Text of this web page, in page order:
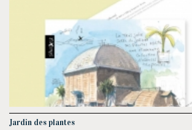
Jardin des plantes